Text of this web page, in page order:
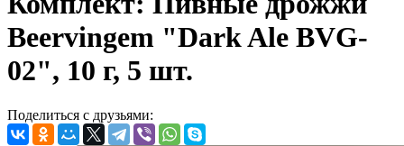
Beervingem "Dark Ale BVG-
02", 10 г, 5 шт.
Поделиться с друзьями: